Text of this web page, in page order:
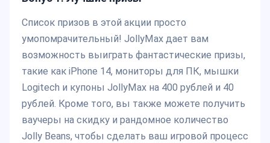
Список призов в этой акции просто
умопомрачительный! JollyMax дает вам
возможность выиграть фантастические призы,
такие как iPhone 14, мониторы для ПК, мышки
Logitech и купоны JollyMax на 400 рублей и 40
рублей. Кроме того, вы также можете получить
ваучеры на скидку и рандомное количество
Jolly Beans, чтобы сделать ваш игровой процесс